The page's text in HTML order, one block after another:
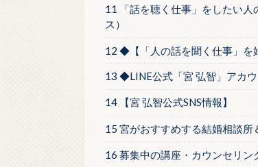
11 「話を聴く仕事」をしたい
ス）
12 ◆【「人の話を聞く仕事」を
13 ◆LINE公式「宮 弘智」アカウ
14 【宮 弘智公式SNS情報】
15 宮がおすすめする結婚相談所
16 募集中の講座・カウンセリン